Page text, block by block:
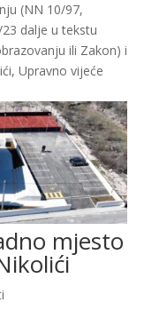
(NN 10/97,
dalje u tekstu
ili Zakon) i
Upravno vijeće
mjesto